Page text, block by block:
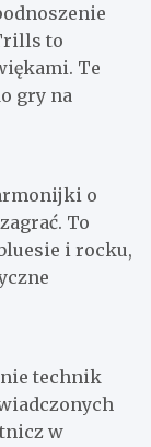
to
Te
gry na
o
To
i rocku,
technik
w